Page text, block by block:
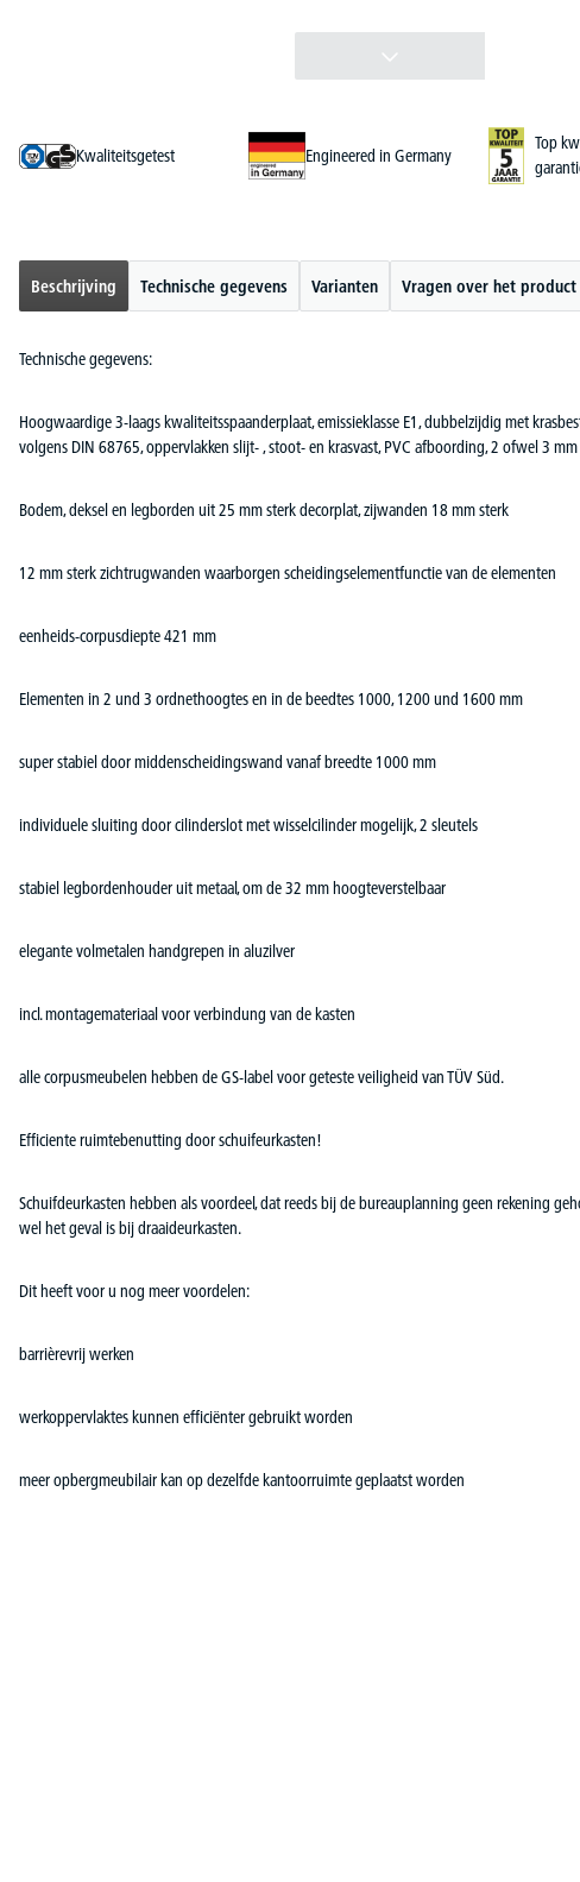
Kwaliteitsgetest Engineered in Germany
Top
Beschrijving Technische gegevens Varianten Vragen over het product
Technische gegevens:
Hoogwaardige 3-laags kwaliteitsspaanderplaat, emissieklasse E1, dubbelzijdig met
volgens DIN 68765, oppervlakken slijt- , stoot- en krasvast, PVC afboording, 2 ofwel 3
Bodem, deksel en legborden uit 25 mm sterk decorplat, zijwanden 18 mm sterk
12 mm sterk zichtrugwanden waarborgen scheidingselementfunctie van de elementen
eenheids-corpusdiepte 421 mm
Elementen in 2 und 3 ordnethoogtes en in de beedtes 1000, 1200 und 1600 mm
super stabiel door middenscheidingswand vanaf breedte 1000 mm
individuele sluiting door cilinderslot met wisselcilinder mogelijk, 2 sleutels
stabiel legbordenhouder uit metaal, om de 32 mm hoogteverstelbaar
elegante volmetalen handgrepen in aluzilver
incl. montagemateriaal voor verbindung van de kasten
alle corpusmeubelen hebben de GS-label voor geteste veiligheid van TÜV Süd.
Efficiente ruimtebenutting door schuifeurkasten!
Schuifdeurkasten hebben als voordeel, dat reeds bij de bureauplanning geen rekening
wel het geval is bij draaideurkasten.
Dit heeft voor u nog meer voordelen:
barrièrevrij werken
werkoppervlaktes kunnen efficiënter gebruikt worden
meer opbergmeubilair kan op dezelfde kantoorruimte geplaatst worden